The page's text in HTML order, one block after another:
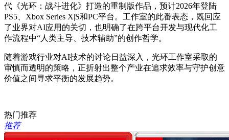
代《光环：战斗进化》打造的重制版作品，预计2026年登陆
PS5、Xbox Series X|S和PC平台。工作室的此番表态，既回应
了业界对AI应用的关切，也明确了在跨平台开发与现代化工
作流程中“人类主导、技术辅助”的创作哲学。
随着游戏行业对AI技术的讨论日益深入，光环工作室采取的
审慎而透明的策略，正折射出整个产业在追求效率与守护创意
价值之间寻求平衡的发展趋势。
热门推荐
推荐